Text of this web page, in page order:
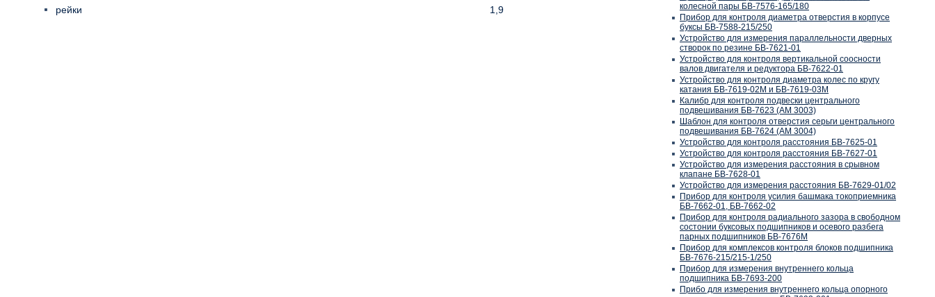
рейки
1,9
колесной пары БВ-7576-165/180
Прибор для контроля диаметра отверстия в корпусе
буксы БВ-7588-215/250
Устройство для измерения параллельности дверных
створок по резине БВ-7621-01
Устройство для контроля вертикальной соосности
валов двигателя и редуктора БВ-7622-01
Устройство для контроля диаметра колес по кругу
катания БВ-7619-02М и БВ-7619-03М
Калибр для контроля подвески центрального
подвешивания БВ-7623 (АМ 3003)
Шаблон для контроля отверстия серьги центрального
подвешивания БВ-7624 (АМ 3004)
Устройство для контроля расстояния БВ-7625-01
Устройство для контроля расстояния БВ-7627-01
Устройство для измерения расстояния в срывном
клапане БВ-7628-01
Устройство для измерения расстояния БВ-7629-01/02
Прибор для контроля усилия башмака токоприемника
БВ-7662-01, БВ-7662-02
Прибор для контроля радиального зазора в свободном
состонии буксовых подшипников и осевого разбега
парных подшипников БВ-7676М
Прибор для комплексов контроля блоков подшипника
БВ-7676-215/215-1/250
Прибор для измерения внутреннего кольца
подшипника БВ-7693-200
Прибо для измерения внутреннего кольца опорного